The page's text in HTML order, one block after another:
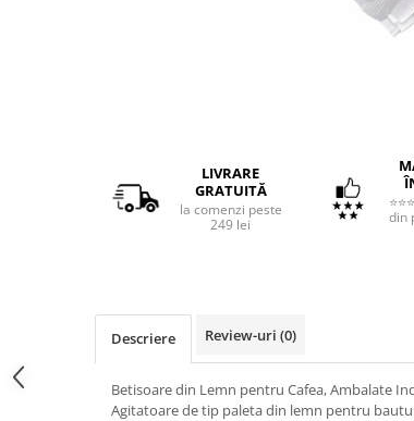
LIVRARE
GRATUITĂ
la comenzi peste
249 lei
din
Descriere Review-uri (0)
Betisoare din Lemn pentru Cafea, Ambalate
Agitatoare de tip paleta din lemn pentru